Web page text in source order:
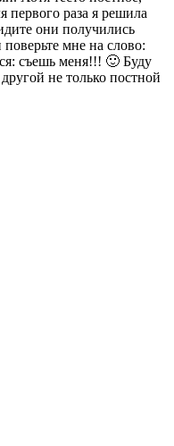
первого раза я решила
они получились
мне на слово:
съешь меня!!! 🙂 Буду
не только постной